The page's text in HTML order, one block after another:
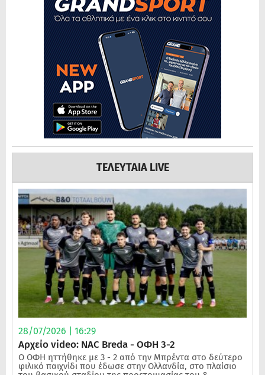
ΤΕΛΕΥΤΑΙΑ LIVE
28/07/2026 | 16:29
Αρχείο video: NAC Breda - ΟΦΗ 3-2
Ο ΟΦΗ ηττήθηκε με 3 - 2 από την Μπρέντα στο δεύτερο
φιλικό παιχνίδι που έδωσε στην Ολλανδία, στο πλαίσιο